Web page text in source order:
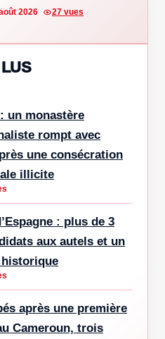
2026 27 vues
un monastère
rompt avec
une consécration
illicite
: plus de 3
aux autels et un
après une première
Cameroun, trois